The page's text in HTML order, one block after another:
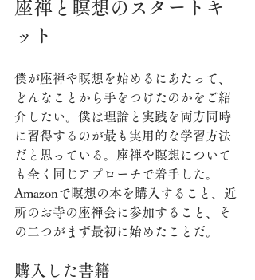
座禅と瞑想のスタートキ
ット
僕が座禅や瞑想を始めるにあたって、
どんなことから手をつけたのかをご紹
介したい。僕は理論と実践を両方同時
に習得するのが最も実用的な学習方法
だと思っている。座禅や瞑想について
も全く同じアプローチで着手した。
Amazonで瞑想の本を購入すること、近
所のお寺の座禅会に参加すること、そ
の二つがまず最初に始めたことだ。
購入した書籍